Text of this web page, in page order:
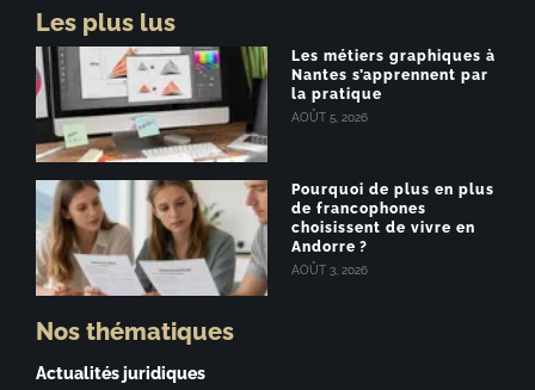
Les plus lus
Les métiers graphiques à
Nantes s’apprennent par
la pratique
AOÛT 5, 2026
Pourquoi de plus en plus
de francophones
choisissent de vivre en
Andorre ?
AOÛT 3, 2026
Nos thématiques
Actualités juridiques